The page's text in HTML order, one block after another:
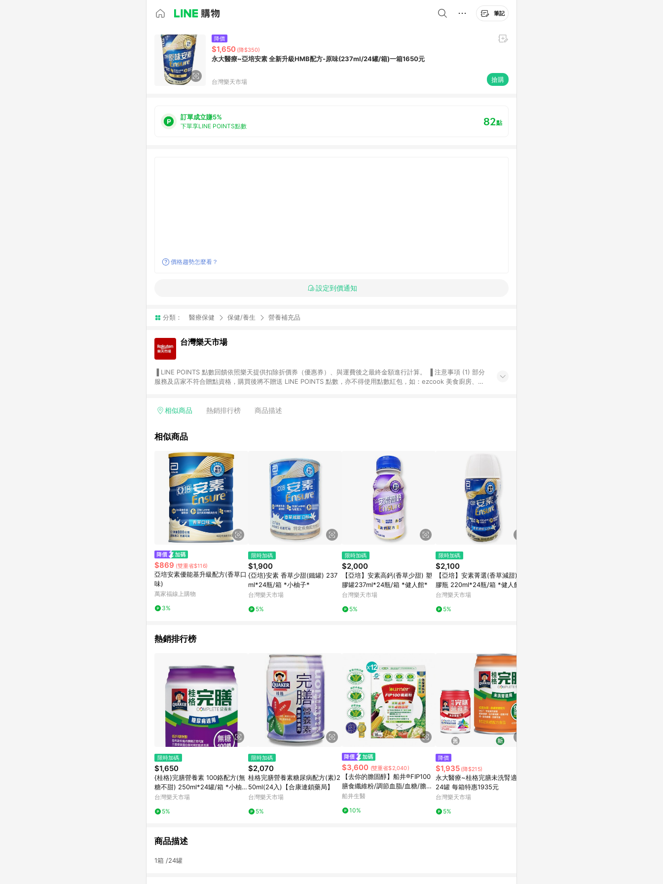
筆記
降價
$1,650 (降$350)
永大醫療~亞培安素 全新升級HMB配方-原味(237ml/24罐/箱)一箱1650元
台灣樂天市場 搶購
訂單成立賺5%
下單享LINE POINTS點數 82點
價格趨勢怎麼看？
設定到價通知
分類： 醫療保健 保健/養生 營養補充品
台灣樂天市場
服務及店家不符合贈點資格，購買後將不贈送 LINE POINTS 點數，亦不得使用點數紅包，如：ezcook 美食廚房、樂
享有 LINE POINTS 回饋。 (3) 若購買之訂單（包含預購商品）未符合樂天市場 45 天內完成訂單出貨及結帳，則不符
會有時間差，如顯示之商品規格、顏色、價位、贈品與台灣樂天市場銷售網頁不符，以銷售網頁標示為準。 (6) 導購訂
點數回饋或點數回饋有爭議，台灣樂天市場保有更改條款與法律追訴之權利，活動詳情以樂天市場網站公告為準。
相似商品 熱銷排行榜 商品描述
相似商品
$869 (雙重省$116)
亞培安素優能基升級配方(香草口
味)
萬家福線上購物
3%
限時加碼
$1,900
{亞培}安素 香草少甜(鐵罐) 237
ml*24瓶/箱 *小柚子*
台灣樂天市場
5%
限時加碼
$2,000
【亞培】安素高鈣(香草少甜) 塑
膠罐237ml*24瓶/箱 *健人館*
台灣樂天市場
5%
限時加碼
$2,100
【亞培】安素菁選(香草減甜)塑
膠瓶 220ml*24瓶/箱 *健人館*
台灣樂天市場
5%
熱銷排行榜
限時加碼
$1,650
{桂格}完膳營養素 100鉻配方(無
糖不甜) 250ml*24罐/箱 *小柚子
*
台灣樂天市場
5%
限時加碼
$2,070
桂格完膳營養素糖尿病配方(素)2
50ml(24入)【合康連鎖藥局】
台灣樂天市場
5%
$3,600 (雙重省$2,040)
【去你的膽固醇】船井®FIP100
膳食纖維粉/調節血脂/血糖/膽固
醇/三酸甘油脂/胃腸功能改善超
船井生醫
10%
降價
$1,935 (降$215)
永大醫療~桂格完膳未洗腎適用*
24罐 每箱特惠1935元
台灣樂天市場
5%
商品描述
1箱 /24罐